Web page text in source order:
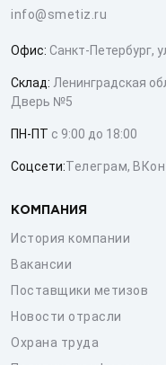
info@smetiz.ru
Офис: Санкт-Петербург,
Склад: Ленинградская
Дверь №5
ПН-ПТ с 9:00 до 18:00
Соцсети:Телеграм,
КОМПАНИЯ
История компании
Вакансии
Поставщики метизов
Новости отрасли
Охрана труда